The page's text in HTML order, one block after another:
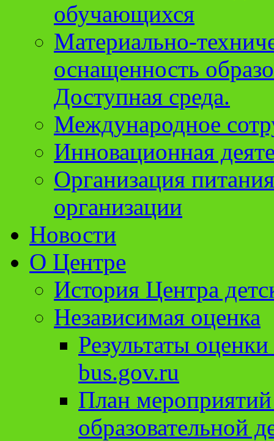
обучающихся
Материально-
оснащенность
Доступная среда.
Международное
Инновационная
Организация
организации
Новости
О Центре
История Центра
Независимая оценка
Результаты
bus.gov.ru
План
образовательной